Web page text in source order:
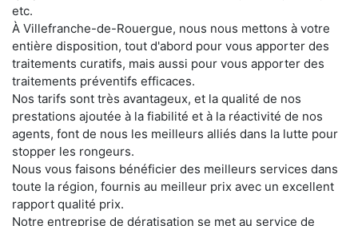
etc.
À Villefranche-de-Rouergue, nous nous mettons à votre
entière disposition, tout d'abord pour vous apporter des
traitements curatifs, mais aussi pour vous apporter des
traitements préventifs efficaces.
Nos tarifs sont très avantageux, et la qualité de nos
prestations ajoutée à la fiabilité et à la réactivité de nos
agents, font de nous les meilleurs alliés dans la lutte pour
stopper les rongeurs.
Nous vous faisons bénéficier des meilleurs services dans
toute la région, fournis au meilleur prix avec un excellent
rapport qualité prix.
Notre entreprise de dératisation se met au service de